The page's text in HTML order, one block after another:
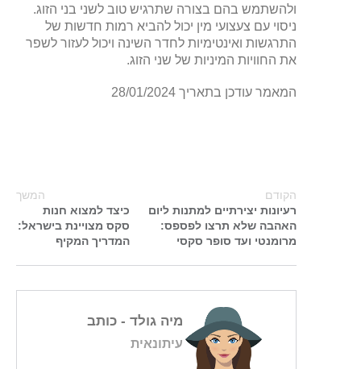
ולהשתמש בהם בצורה שתרגיש טוב לשני בני הזוג.
ניסוי עם צעצועי מין יכול להביא רמות חדשות של
התרגשות ואינטימיות לחדר השינה ויכול לעזור לשפר
את החוויות המיניות של שני הזוג.
המאמר עודכן בתאריך 28/01/2024
הקודם
רעיונות יצירתיים למתנות ליום
האהבה שלא תרצו לפספס:
מרומנטי ועד סופר סקסי
המשך
כיצד למצוא חנות
סקס מצויינת בישראל:
המדריך המקיף
מיה גולד - כותב
עיתונאית